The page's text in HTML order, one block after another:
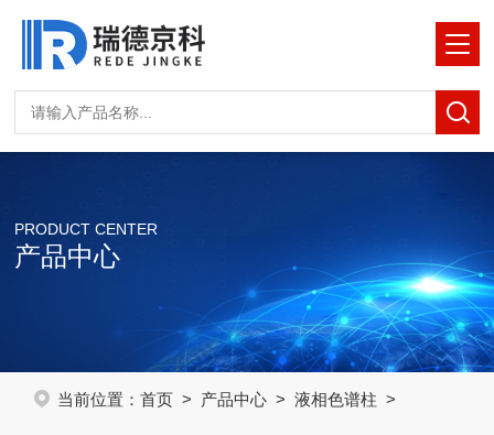
PRODUCT CENTER
产品中心
当前位置： 首页> 产品中心> 液相色谱柱 >